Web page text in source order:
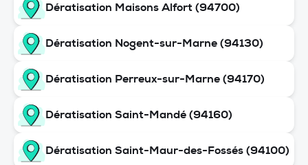
Dératisation Maisons Alfort (94700)
Dératisation Nogent-sur-Marne (94130)
Dératisation Perreux-sur-Marne (94170)
Dératisation Saint-Mandé (94160)
Dératisation Saint-Maur-des-Fossés (94100)